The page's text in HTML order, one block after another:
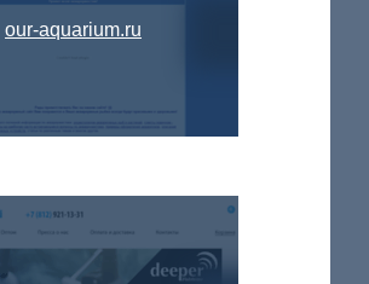
our-aquarium.ru